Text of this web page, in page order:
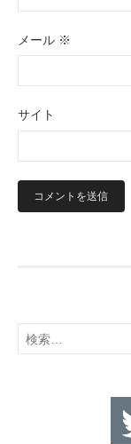
メール ※
サイト
検
索: